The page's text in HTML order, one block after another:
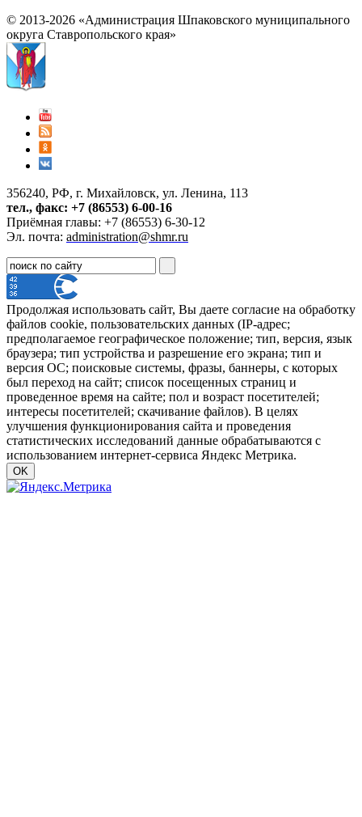
© 2013-2026 «Администрация Шпаковского муниципального
округа Ставропольского края»
356240, РФ, г. Михайловск, ул. Ленина, 113
тел., факс: +7 (86553) 6-00-16
Приёмная главы: +7 (86553) 6-30-12
Эл. почта: administration@shmr.ru
Продолжая использовать сайт, Вы даете согласие на обработку
файлов cookie, пользовательских данных (IP-адрес;
предполагаемое географическое положение; тип, версия, язык
браузера; тип устройства и разрешение его экрана; тип и
версия ОС; поисковые системы, фразы, баннеры, с которых
был переход на сайт; список посещенных страниц и
проведенное время на сайте; пол и возраст посетителей;
интересы посетителей; скачивание файлов). В целях
улучшения функционирования сайта и проведения
статистических исследований данные обрабатываются с
использованием интернет-сервиса Яндекс Метрика.
OK